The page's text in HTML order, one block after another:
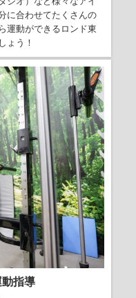
に合わせてたくさんの
運動ができるロンド東
ょう！
指導